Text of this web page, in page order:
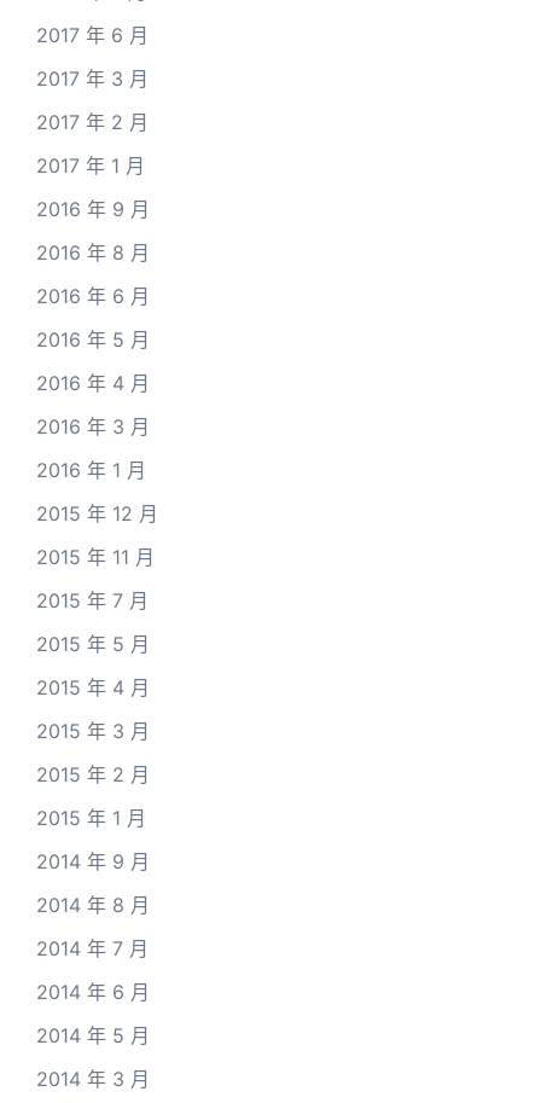
2017 年 6 月
2017 年 3 月
2017 年 2 月
2017 年 1 月
2016 年 9 月
2016 年 8 月
2016 年 6 月
2016 年 5 月
2016 年 4 月
2016 年 3 月
2016 年 1 月
2015 年 12 月
2015 年 11 月
2015 年 7 月
2015 年 5 月
2015 年 4 月
2015 年 3 月
2015 年 2 月
2015 年 1 月
2014 年 9 月
2014 年 8 月
2014 年 7 月
2014 年 6 月
2014 年 5 月
2014 年 3 月